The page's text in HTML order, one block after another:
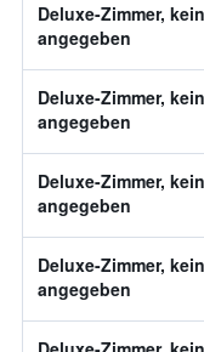
Deluxe-Zimmer,
angegeben
Deluxe-Zimmer,
angegeben
Deluxe-Zimmer,
angegeben
Deluxe-Zimmer,
angegeben